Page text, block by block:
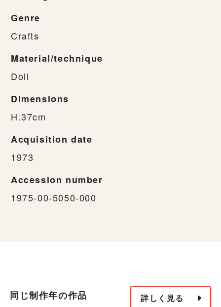
Genre
Crafts
Material/technique
Doll
Dimensions
H.37cm
Acquisition date
1973
Accession number
1975-00-5050-000
同じ制作年の作品 詳しく見る